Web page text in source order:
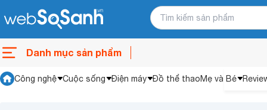
Danh mục sản phẩm
Công nghệ Cuộc sống Điện máy Đồ thể thaoMẹ và Bé